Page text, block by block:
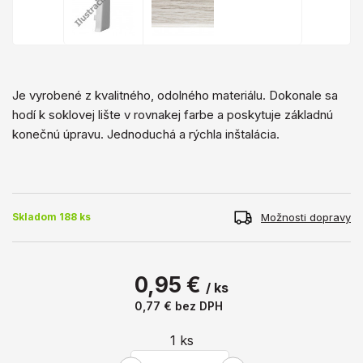
Je vyrobené z kvalitného, ​​odolného materiálu. Dokonale sa
hodí k soklovej lište v rovnakej farbe a poskytuje základnú
konečnú úpravu. Jednoduchá a rýchla inštalácia.
Skladom 188 ks Možnosti dopravy
0,95 € / ks
0,77 € bez DPH
1 ks